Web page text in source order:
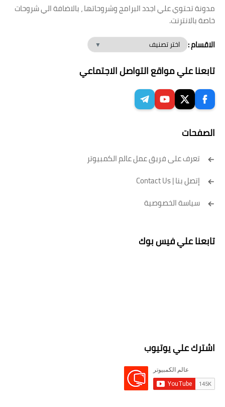
مدونة تحتوي علي اجدد البرامج وشروحاتها ، بالاضافة الي شروحات
خاصة بالانترنت.
الاقسام :
تابعنا علي مواقع التواصل الاجتماعي
الصفحات
تعرف على فريق عمل عالم الكمبيوتر
إتصل بنا | Contact Us
سياسة الخصوصية
تابعنا علي فيس بوك
اشترك علي يوتيوب